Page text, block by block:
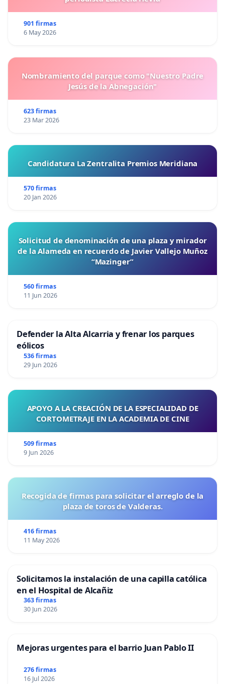
901 firmas
6 May 2026
Nombramiento del parque como "Nuestro Padre
Jesús de la Abnegación"
623 firmas
23 Mar 2026
Candidatura La Zentralita Premios Meridiana
570 firmas
20 Jan 2026
Solicitud de denominación de una plaza y mirador
de la Alameda en recuerdo de Javier Vallejo Muñoz
“Mazinger”
560 firmas
11 Jun 2026
Defender la Alta Alcarria y frenar los parques
eólicos
536 firmas
29 Jun 2026
APOYO A LA CREACIÓN DE LA ESPECIALIDAD DE
CORTOMETRAJE EN LA ACADEMIA DE CINE
509 firmas
9 Jun 2026
Recogida de firmas para solicitar el arreglo de la
plaza de toros de Valderas.
416 firmas
11 May 2026
Solicitamos la instalación de una capilla católica
en el Hospital de Alcañiz
363 firmas
30 Jun 2026
Mejoras urgentes para el barrio Juan Pablo II
276 firmas
16 Jul 2026